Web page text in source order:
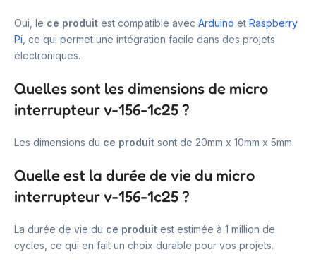
Oui, le ce produit est compatible avec Arduino et Raspberry
Pi , ce qui permet une intégration facile dans des projets
électroniques.
Quelles sont les dimensions de micro
interrupteur v-156-1c25 ?
Les dimensions du ce produit sont de 20mm x 10mm x 5mm.
Quelle est la durée de vie du micro
interrupteur v-156-1c25 ?
La durée de vie du ce produit est estimée à 1 million de
cycles, ce qui en fait un choix durable pour vos projets.